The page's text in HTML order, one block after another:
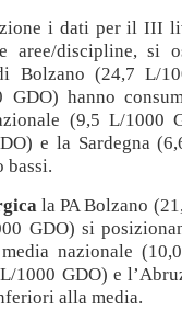
i dati per il III
aree/discipline, si
Bolzano (24,7 L/
hanno
(9,5 L/1000
e la Sardegna
bassi.
la PA Bolzano
GDO) si
nazionale
1000 GDO) e
alla media.